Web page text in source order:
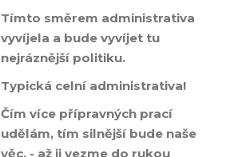
Tímto směrem administrativa
vyvíjela a bude vyvíjet tu
nejráznější politiku.
Typická celní administrativa!
Čím více přípravných prací
udělám, tím silnější bude naše
věc. - až ji vezme do rukou